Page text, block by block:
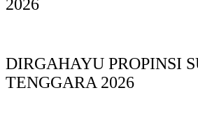
2026
DIRGAHAYU PROPINSI
TENGGARA 2026